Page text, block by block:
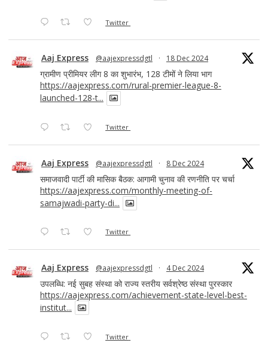
Twitter
Aaj Express @aajexpressdgtl · 18 Dec 2024
ग्रामीण प्रीमियर लीग 8 का शुभारंभ, 128 टीमों ने लिया भाग
https://aajexpress.com/rural-premier-league-8-
launched-128-t...
Twitter
Aaj Express @aajexpressdgtl · 8 Dec 2024
समाजवादी पार्टी की मासिक बैठक: आगामी चुनाव की रणनीति पर चर्चा
https://aajexpress.com/monthly-meeting-of-
samajwadi-party-di...
Twitter
Aaj Express @aajexpressdgtl · 4 Dec 2024
उपलब्धि: नई सुबह संस्था को राज्य स्तरीय सर्वश्रेष्ठ संस्था पुरस्कार
https://aajexpress.com/achievement-state-level-best-
institut...
Twitter